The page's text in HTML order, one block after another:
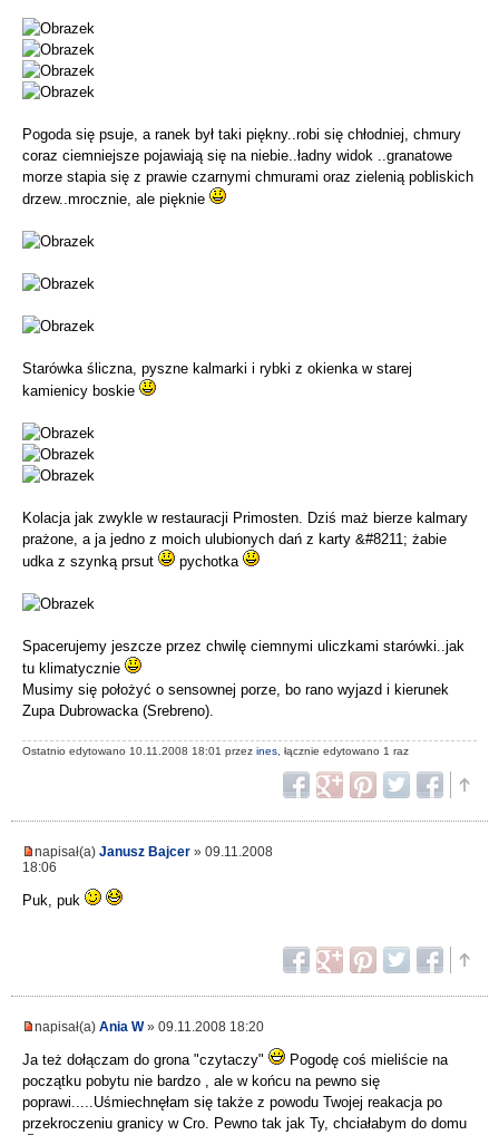
Pogoda się psuje, a ranek był taki piękny..robi się chłodniej, chmury
coraz ciemniejsze pojawiają się na niebie..ładny widok ..granatowe
morze stapia się z prawie czarnymi chmurami oraz zielenią pobliskich
drzew..mrocznie, ale pięknie
Starówka śliczna, pyszne kalmarki i rybki z okienka w starej
kamienicy boskie
Kolacja jak zwykle w restauracji Primosten. Dziś maż bierze kalmary
prażone, a ja jedno z moich ulubionych dań z karty &#8211; żabie
udka z szynką prsut
pychotka
Spacerujemy jeszcze przez chwilę ciemnymi uliczkami starówki..jak
tu klimatycznie
Musimy się położyć o sensownej porze, bo rano wyjazd i kierunek
Zupa Dubrowacka (Srebreno).
Ostatnio edytowano 10.11.2008 18:01 przez ines , łącznie edytowano 1 raz
napisał(a) Janusz Bajcer » 09.11.2008
18:06
Puk, puk
napisał(a) Ania W» 09.11.2008 18:20
Ja też dołączam do grona "czytaczy"
Pogodę coś mieliście na
początku pobytu nie bardzo , ale w końcu na pewno się
poprawi.....Uśmiechnęłam się także z powodu Twojej reakacja po
przekroczeniu granicy w Cro. Pewno tak jak Ty, chciałabym do domu